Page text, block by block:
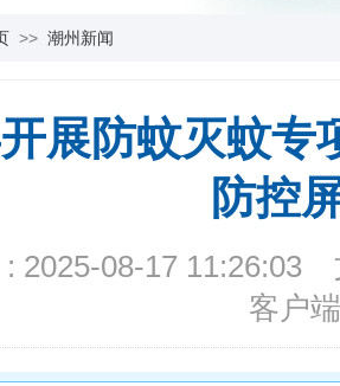
>> 潮州新闻
展防蚊灭蚊专
防控
2025-08-17 11:26:03
客户端